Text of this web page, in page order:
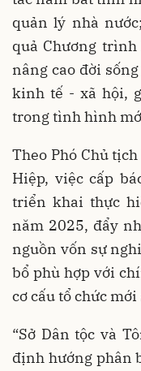
quản lý nhà
quả Chương trình
nâng cao đời
kinh tế - xã hội,
trong tình hình
Theo Phó Chủ
Hiệp, việc cấp
triển khai thực
năm 2025, đẩy
nguồn vốn sự
bổ phù hợp với
cơ cấu tổ chức
“Sở Dân tộc và
định hướng phân